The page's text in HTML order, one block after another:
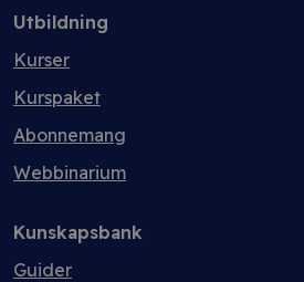
Utbildning
Kurser
Kurspaket
Abonnemang
Webbinarium
Kunskapsbank
Guider